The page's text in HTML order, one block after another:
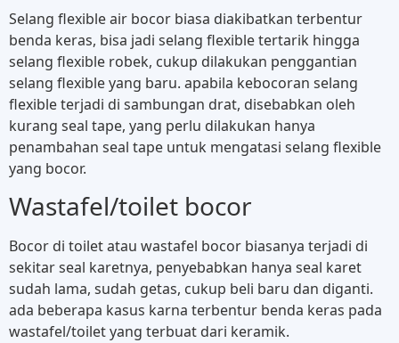
Selang flexible air bocor biasa diakibatkan terbentur
benda keras, bisa jadi selang flexible tertarik hingga
selang flexible robek, cukup dilakukan penggantian
selang flexible yang baru. apabila kebocoran selang
flexible terjadi di sambungan drat, disebabkan oleh
kurang seal tape, yang perlu dilakukan hanya
penambahan seal tape untuk mengatasi selang flexible
yang bocor.
Wastafel/toilet bocor
Bocor di toilet atau wastafel bocor biasanya terjadi di
sekitar seal karetnya, penyebabkan hanya seal karet
sudah lama, sudah getas, cukup beli baru dan diganti.
ada beberapa kasus karna terbentur benda keras pada
wastafel/toilet yang terbuat dari keramik.